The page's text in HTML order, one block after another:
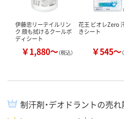
伊藤忠リーテイルリン
ク 顔も拭けるクールボ
ディシート
￥1,880～（税込）
花王 ビオレZero
きシート
￥545～
制汗剤・デオドラントの売